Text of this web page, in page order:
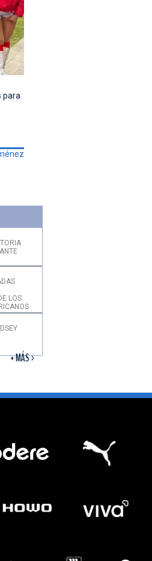
para
LOS
+ MÁS >